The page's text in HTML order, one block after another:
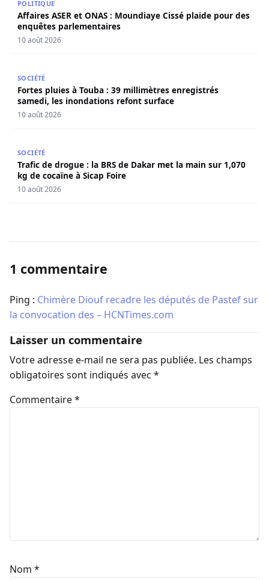
POLITIQUE
Affaires ASER et ONAS : Moundiaye Cissé plaide pour des
enquêtes parlementaires
10 août 2026
SOCIÉTÉ
Fortes pluies à Touba : 39 millimètres enregistrés
samedi, les inondations refont surface
10 août 2026
SOCIÉTÉ
Trafic de drogue : la BRS de Dakar met la main sur 1,070
kg de cocaïne à Sicap Foire
10 août 2026
1 commentaire
Ping : Chimère Diouf recadre les députés de Pastef sur
la convocation des – HCNTimes.com
Laisser un commentaire
Votre adresse e-mail ne sera pas publiée. Les champs
obligatoires sont indiqués avec *
Commentaire*
Nom *